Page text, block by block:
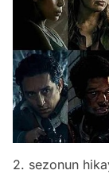
2. sezonun